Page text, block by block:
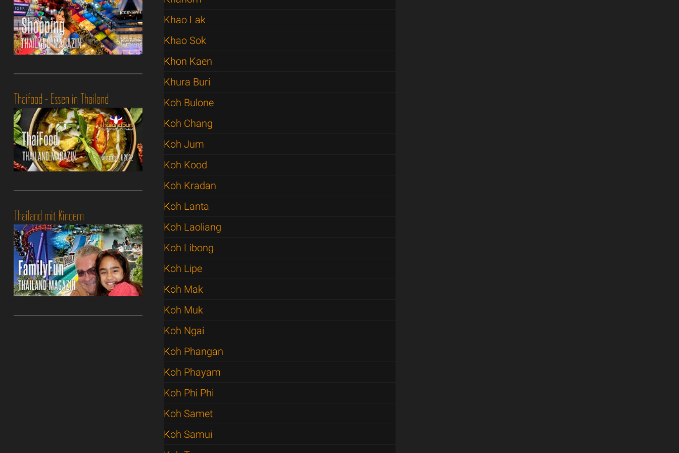
Khao Lak
Khao Sok
Khon Kaen
Khura Buri
Koh Bulone
Koh Chang
Koh Jum
Koh Kood
Koh Kradan
Koh Lanta
Koh Laoliang
Koh Libong
Koh Lipe
Koh Mak
Koh Muk
Koh Ngai
Koh Phangan
Koh Phayam
Koh Phi Phi
Koh Samet
Koh Samui
Thaifood - Essen in Thailand
Thailand mit Kindern